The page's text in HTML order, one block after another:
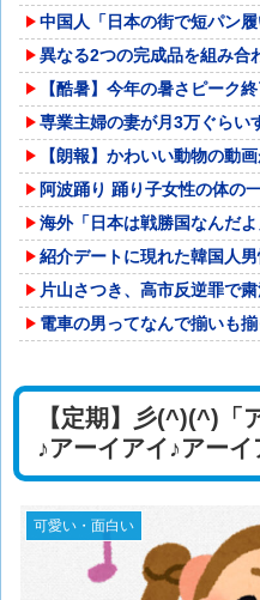
中国人「日本の街で短パン
異なる2つの完成品を組み合
【酷暑】今年の暑さピーク
専業主婦の妻が月3万ぐらい
【朗報】かわいい動物の動
阿波踊り 踊り子女性の体の
海外「日本は戦勝国なんだ
紹介デートに現れた韓国人
片山さつき、高市反逆罪で
電車の男ってなんで揃いも
【定期】彡(^)(^)「
♪アーイアイ♪アーイ
可愛い・面白い